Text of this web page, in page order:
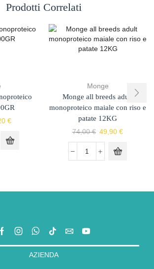
Prodotti Correlati
€
Monge
Monge all breeds adult
monoproteico maiale con riso e
patate 12KG
74,00€ 49,90 €
AZIENDA